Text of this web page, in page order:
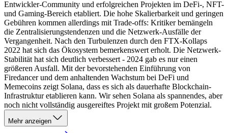
Entwickler-Community und erfolgreichen Projekten im DeFi-, NFT-
und Gaming-Bereich etabliert. Die hohe Skalierbarkeit und geringen
Gebühren kommen allerdings mit Trade-offs: Kritiker bemängeln
die Zentralisierungstendenzen und die Netzwerk-Ausfälle der
Vergangenheit. Nach den Turbulenzen durch den FTX-Kollaps
2022 hat sich das Ökosystem bemerkenswert erholt. Die Netzwerk-
Stabilität hat sich deutlich verbessert - 2024 gab es nur einen
größeren Ausfall. Mit der bevorstehenden Einführung von
Firedancer und dem anhaltenden Wachstum bei DeFi und
Memecoins zeigt Solana, dass es sich als dauerhafte Blockchain-
Infrastruktur etablieren kann. Wir sehen Solana als spannendes, aber
noch nicht vollständig ausgereiftes Projekt mit großem Potenzial.
Mehr anzeigen